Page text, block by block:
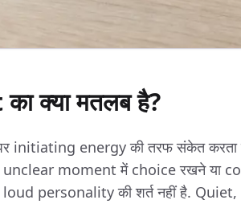
क्या मतलब है?
initiating energy की तरफ संकेत
moment में choice रखने या
loud personality की शर्त नहीं है.